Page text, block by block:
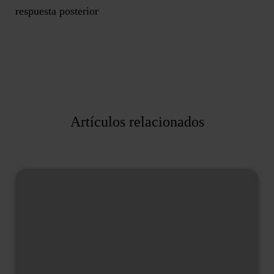
respuesta posterior
Artículos relacionados